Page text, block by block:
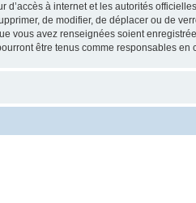
d’accès à internet et les autorités
de modifier, de déplacer ou de
vous avez renseignées soient
être tenus comme responsables